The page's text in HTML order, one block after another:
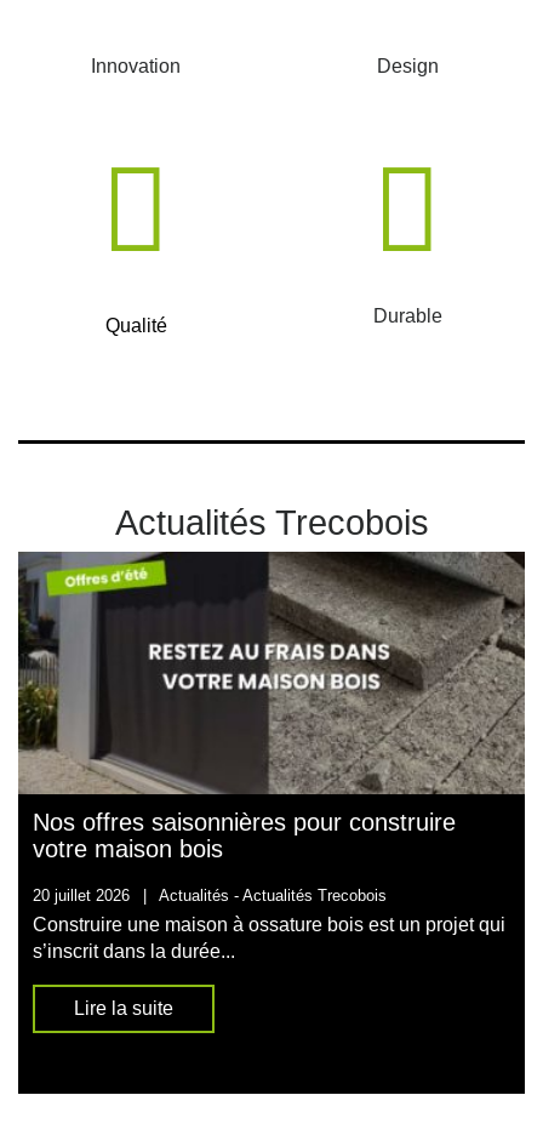
Innovation Design
Qualité Durable
Actualités Trecobois
Nos offres saisonnières pour construire
votre maison bois
20 juillet 2026 Actualités - Actualités Trecobois
Construire une maison à ossature bois est un projet qui
s’inscrit dans la durée...
Lire la suite